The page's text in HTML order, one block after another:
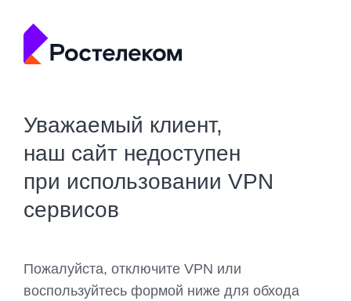
Уважаемый клиент,
наш сайт недоступен
при использовании VPN
сервисов
Пожалуйста, отключите VPN или
воспользуйтесь формой ниже для обхода